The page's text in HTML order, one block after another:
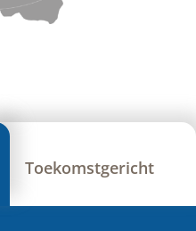
Toekomstgericht